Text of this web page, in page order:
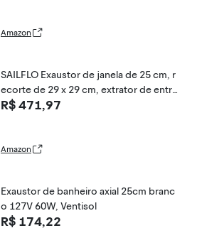
Amazon
SAILFLO Exaustor de janela de 25 cm, r
ecorte de 29 x 29 cm, extrator de entra
da de ar de ventilação montado na pare
R$ 471,97
Amazon
Exaustor de banheiro axial 25cm branc
o 127V 60W, Ventisol
R$ 174,22